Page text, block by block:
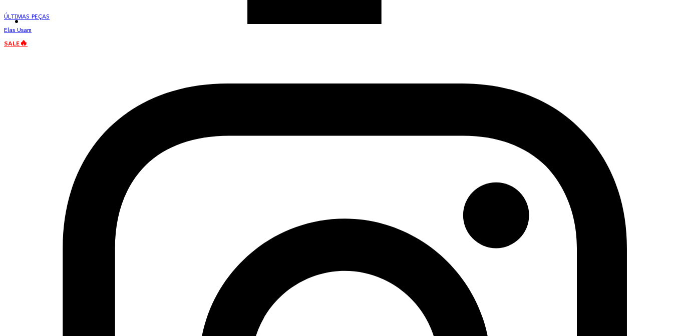
ÚLTIMAS PEÇAS
Elas Usam
SALE🔥